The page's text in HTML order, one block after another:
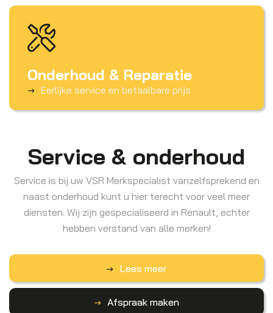
Onderhoud & Reparatie
Eerlijke service en betaalbare prijs
Service & onderhoud
Service is bij uw VSR Merkspecialist vanzelfsprekend en
naast onderhoud kunt u hier terecht voor veel meer
diensten. Wij zijn gespecialiseerd in Renault, echter
hebben verstand van alle merken!
Lees meer
Afspraak maken